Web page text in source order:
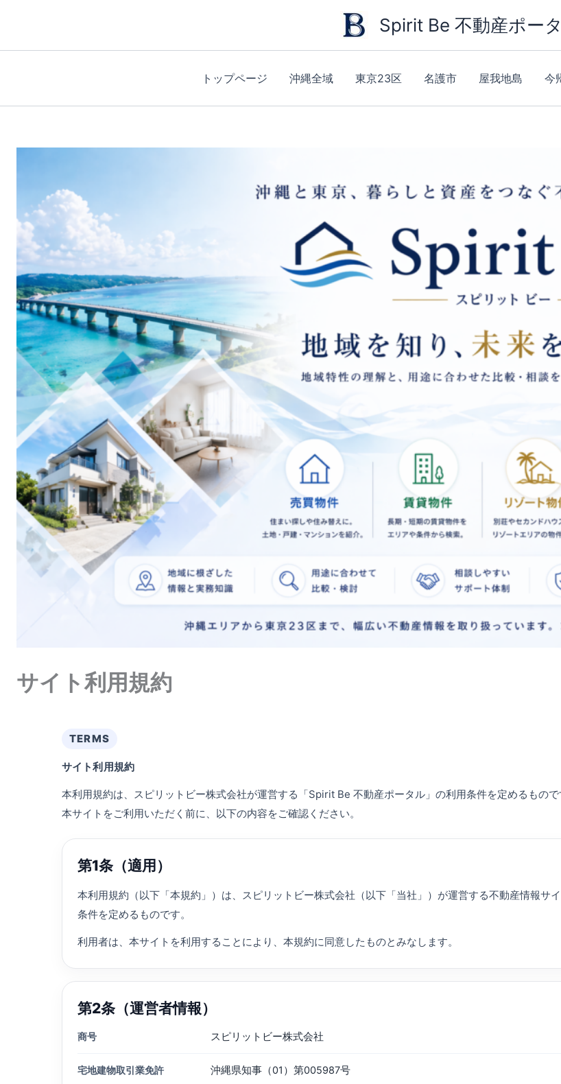
Spirit Be 不動産ポー
トップページ 沖縄全域 東京23区 名護市 屋我地島 今
サイト利用規約
TERMS
サイト利用規約
本利用規約は、スピリットビー株式会社が運営する「Spirit Be 不動産ポータル」の利用条件を定めるもので
本サイトをご利用いただく前に、以下の内容をご確認ください。
第1条（適用）
本利用規約（以下「本規約」）は、スピリットビー株式会社（以下「当社」）が運営する不動産情報
条件を定めるものです。
利用者は、本サイトを利用することにより、本規約に同意したものとみなします。
第2条（運営者情報）
商号 スピリットビー株式会社
宅地建物取引業免許 沖縄県知事（01）第005987号